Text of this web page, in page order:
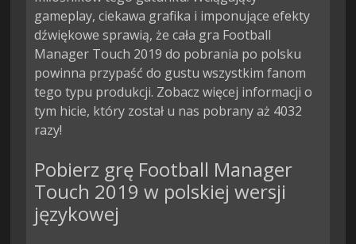
gameplay, ciekawa grafika i imponujące efekty
dźwiękowe sprawią, że cała gra Football
Manager Touch 2019 do pobrania po polsku
powinna przypaść do gustu wszystkim fanom
tego typu produkcji. Zobacz więcej informacji o
tym hicie, który został u nas pobrany aż 4032
razy!
Pobierz grę Football Manager
Touch 2019 w polskiej wersji
językowej